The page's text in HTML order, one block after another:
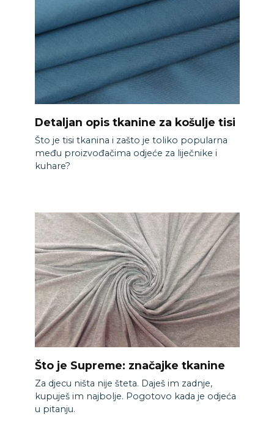
Detaljan opis tkanine za košulje tisi
Što je tisi tkanina i zašto je toliko popularna
među proizvođačima odjeće za liječnike i
kuhare?
Što je Supreme: značajke tkanine
Za djecu ništa nije šteta. Daješ im zadnje,
kupuješ im najbolje. Pogotovo kada je odjeća
u pitanju.